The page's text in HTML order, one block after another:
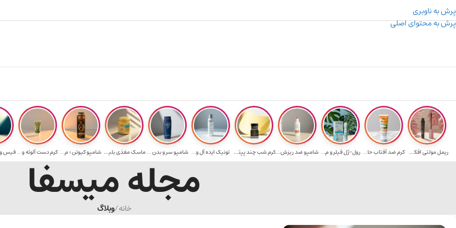
پرش به ناوبری
پرش به محتوای اصلی
هدیه برای ارسال رایگان برای خرید ۳.۵ میلیون به یالا ۳۰۰ میسکوین (۳۰ هزار تومن) هدیه خرید اول
ریمل مولتی افکت... کرم ضد آفتاب حا... رول-ژل فیلر و م... شامپو ضد ریزش و... کرم شب چند پپتی... تونیک ایده آل و... شامپو سر و بدن ... ماسک مغذی بلیتا... شامپو کیوتن ؛ م... کرم دست آلوئه و...
مجله میسفا
خانه/وبلاگ